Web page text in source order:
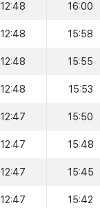
12:48 16:00
12:48 15:58
12:48 15:55
12:48 15:53
12:47 15:50
12:47 15:48
12:47 15:45
12:47 15:42